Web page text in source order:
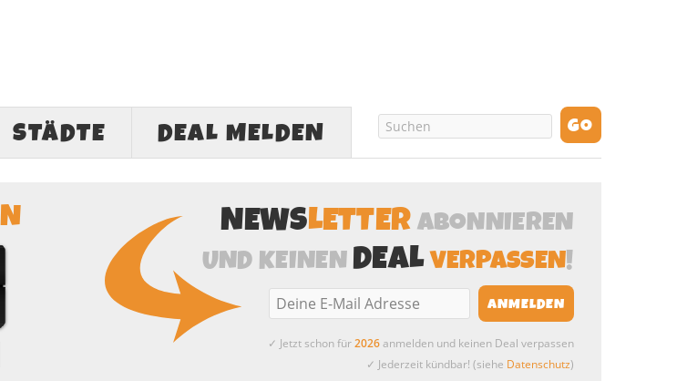
STÄDTE DEAL MELDEN
NEWSLETTERABONNIEREN
UND KEINENDEALVERPASSEN!
✓ Jetzt schon für2026anmelden und keinen Deal verpassen
✓ Jederzeit kündbar! (siehe Datenschutz)